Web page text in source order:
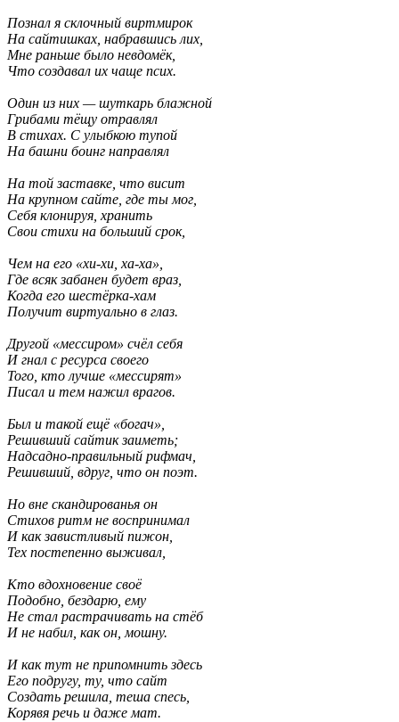
Познал я склочный виртмирок
На сайтишках, набравшись лих,
Мне раньше было невдомёк,
Что создавал их чаще псих.
Один из них — шуткарь блажной
Грибами тёщу отравлял
В стихах. С улыбкою тупой
На башни боинг направлял
На той заставке, что висит
На крупном сайте, где ты мог,
Себя клонируя, хранить
Свои стихи на больший срок,
Чем на его «хи-хи, ха-ха»,
Где всяк забанен будет враз,
Когда его шестёрка-хам
Получит виртуально в глаз.
Другой «мессиром» счёл себя
И гнал с ресурса своего
Того, кто лучше «мессирят»
Писал и тем нажил врагов.
Был и такой ещё «богач»,
Решивший сайтик заиметь;
Надсадно-правильный рифмач,
Решивший, вдруг, что он поэт.
Но вне скандированья он
Стихов ритм не воспринимал
И как завистливый пижон,
Тех постепенно выживал,
Кто вдохновение своё
Подобно, бездарю, ему
Не стал растрачивать на стёб
И не набил, как он, мошну.
И как тут не припомнить здесь
Его подругу, ту, что сайт
Создать решила, теша спесь,
Корявя речь и даже мат.